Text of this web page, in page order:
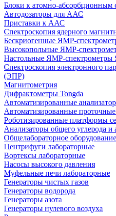
Блоки к атомно-
Автодозаторы для ААС
Приставки к ААС
Спектроскопия ядерного
Бескриогенные
Высокопольные
Настольные ЯМР‑спектрометры
Спектроскопия электронного
(ЭПР)
Магнитометрия
Дифрактометры Tongda
Автоматизированные
Автоматизированные
Роботизированные платформы
Анализаторы общего углерода и
Общелабораторное оборудование
Центрифуги лабораторные
Вортексы лабораторные
Насосы высокого давления
Муфельные печи лабораторные
Генераторы чистых газов
Генераторы водорода
Генераторы азота
Генераторы нулевого воздуха